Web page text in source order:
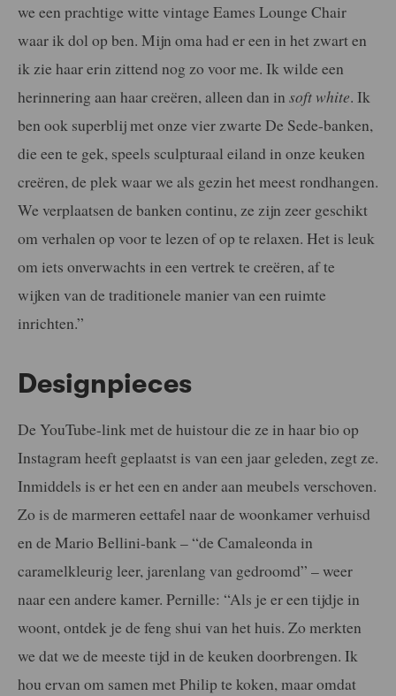
we een prachtige witte vintage Eames Lounge Chair
waar ik dol op ben. Mijn oma had er een in het zwart en
ik zie haar erin zittend nog zo voor me. Ik wilde een
herinnering aan haar creëren,alleen dan in soft white. Ik
ben ook superblij met onze vier zwarte De Sede-banken,
die een te gek, speels sculpturaal eiland in onze keuken
creëren, de plekwaar we als gezin het meest rondhangen.
We verplaatsen de banken continu,ze zijn zeer geschikt
om verhalen op voor te lezen of op te relaxen. Het is leuk
om iets onverwachts in een vertrek te creëren, af te
wijken van de traditionele manier van een ruimte
inrichten.”
Designpieces
De YouTube-link met de huistour die ze in haar bio op
Instagram heeft geplaatst is van een jaar geleden, zegt ze.
Inmiddels is er het een en ander aan meubels verschoven.
Zo is de marmeren eettafel naar de woonkamer verhuisd
en de Mario Bellini-bank – “de Camaleonda in
caramelkleurig leer, jarenlang van gedroomd” – weer
naar een andere kamer. Pernille: “Als je er een tijdje in
woont,ontdek je de feng shui van het huis. Zo merkten
we dat we de meeste tijd in de keuken doorbrengen. Ik
hou ervan om samen met Philip te koken, maar omdat